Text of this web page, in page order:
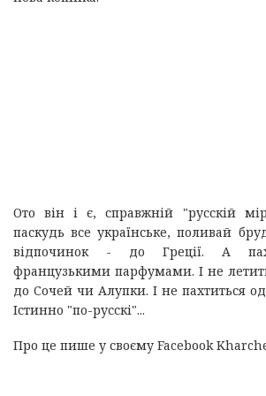
Ото він і є, справжній "русскій
паскудь все українське, поливай
відпочинок - до Греції. А
французькими парфумами. І не
до Сочей чи Алупки. І не пахтиться
Істинно "по-русскі"...
Про це пише у своєму Facebook